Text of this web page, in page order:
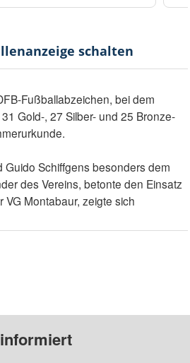
schalten
Fußballabzeichen, bei dem
Gold-, 27 Silber- und 25 Bronze-
Schiffgens besonders dem
des Vereins, betonte den Einsatz
VG Montabaur, zeigte sich